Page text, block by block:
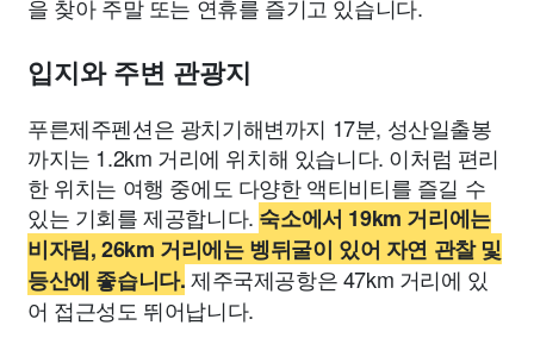
을 찾아 주말 또는 연휴를 즐기고 있습니다.
입지와 주변 관광지
푸른제주펜션은 광치기해변까지 17분, 성산일출봉
까지는 1.2km 거리에 위치해 있습니다. 이처럼 편리
한 위치는 여행 중에도 다양한 액티비티를 즐길 수
있는 기회를 제공합니다. 숙소에서 19km 거리에는
비자림, 26km 거리에는 벵뒤굴이 있어 자연 관찰 및
등산에 좋습니다.제주국제공항은 47km 거리에 있
어 접근성도 뛰어납니다.